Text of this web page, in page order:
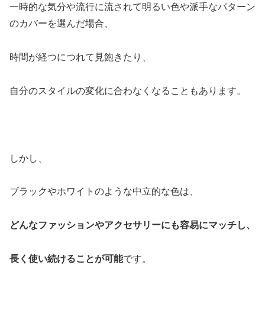
一時的な気分や流行に流されて明るい色や派手なパターン
のカバーを選んだ場合、
時間が経つにつれて見飽きたり、
自分のスタイルの変化に合わなくなることもあります。
しかし、
ブラックやホワイトのような中立的な色は、
どんなファッションやアクセサリーにも容易にマッチし、
長く使い続けることが可能です。